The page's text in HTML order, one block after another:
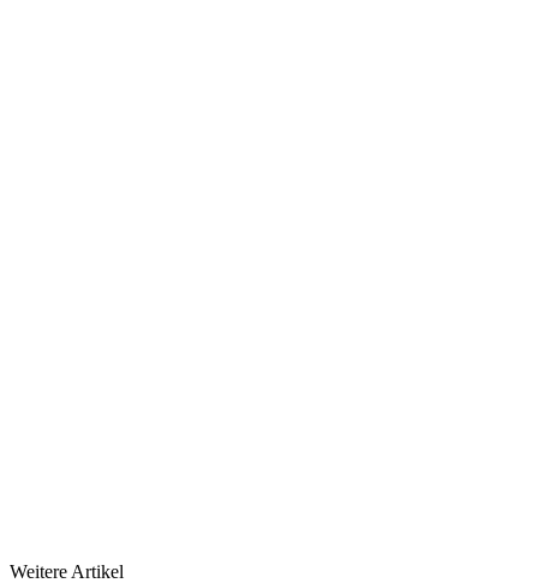
Weitere Artikel